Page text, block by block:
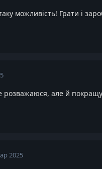
можливість! Грати і
розважаюся, але й
2025